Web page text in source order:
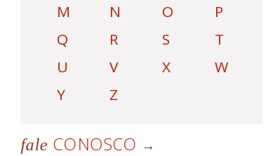
M
N O
P
Q
R S
T
U
V X
W
Y
Z
fale CONOSCO